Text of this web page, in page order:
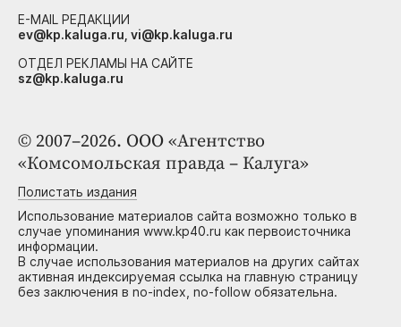
© 2007–2026. ООО «Агентство
«Комсомольская правда – Калуга»
Полистать издания
Использование материалов сайта возможно только в
случае упоминания www.kp40.ru как первоисточника
информации.
В случае использования материалов на других сайтах
активная индексируемая ссылка на главную страницу
без заключения в no-index, no-follow обязательна.
E-MAIL РЕДАКЦИИ
ev@kp.kaluga.ru, vi@kp.kaluga.ru
ОТДЕЛ РЕКЛАМЫ НА САЙТЕ
sz@kp.kaluga.ru